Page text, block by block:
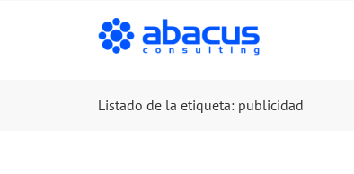
Listado de la etiqueta: publicidad